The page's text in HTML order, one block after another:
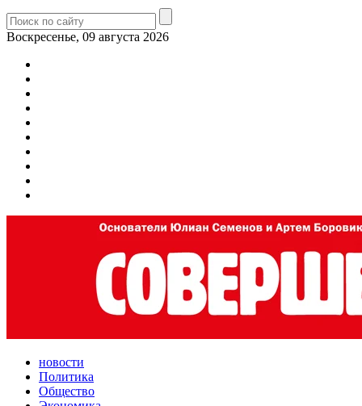
Воскресенье, 09 августа 2026
новости
Политика
Общество